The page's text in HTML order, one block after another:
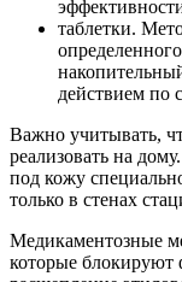
таблетки.
действием по
Важно учитывать,
реализовать на
под кожу
только в стенах
Медикаментозные
которые блокируют